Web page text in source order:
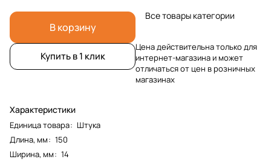
В корзину
Купить в 1 клик
Характеристики
Единица товара: Штука
Длина, мм: 150
Ширина, мм: 14
Все товары категории
Цена действительна только для
интернет-магазина и может
отличаться от цен в розничных
магазинах